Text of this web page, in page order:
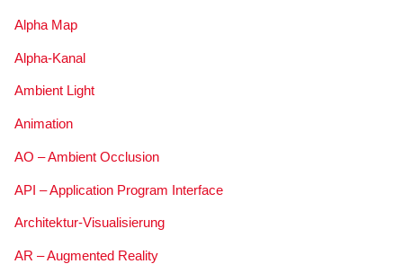
Alpha Map
Alpha-Kanal
Ambient Light
Animation
AO – Ambient Occlusion
API – Application Program Interface
Architektur-Visualisierung
AR – Augmented Reality